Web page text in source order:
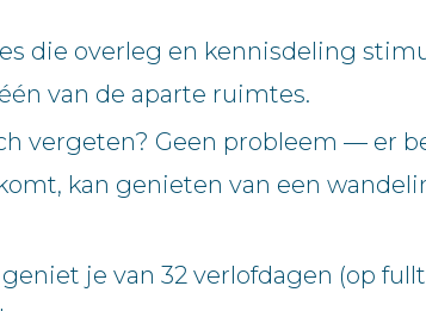
die overleg en kennisdeling
van de aparte ruimtes.
vergeten? Geen probleem — er
kan genieten van een
je van 32 verlofdagen (op